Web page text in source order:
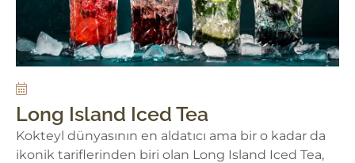
Long Island Iced Tea
Kokteyl dünyasının en aldatıcı ama bir o kadar da
ikonik tariflerinden biri olan Long Island Iced Tea,